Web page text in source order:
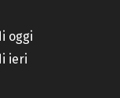
oggi
ieri